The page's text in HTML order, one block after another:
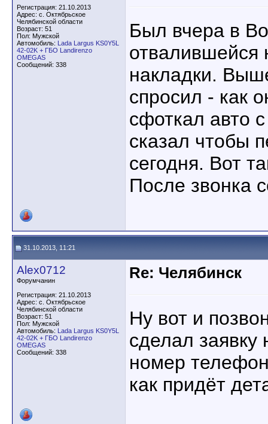
Регистрация: 21.10.2013
Адрес: с. Октябрьское
Челябинской области
Возраст: 51
Пол: Мужской
Автомобиль: Lada Largus KS0Y5L
42-02K + ГБО Landirenzo
OMEGAS
Сообщений: 338
Был вчера в
отвалившейся
накладки.
спросил - как
сфоткал авто
сказал чтобы
сегодня. Вот
После звонка
31.10.2013, 11:21
Alex0712
Форумчанин
Регистрация: 21.10.2013
Адрес: с. Октябрьское
Челябинской области
Возраст: 51
Пол: Мужской
Автомобиль: Lada Largus KS0Y5L
42-02K + ГБО Landirenzo
OMEGAS
Сообщений: 338
Re: Челябинск
Ну вот и
сделал
номер
как придёт